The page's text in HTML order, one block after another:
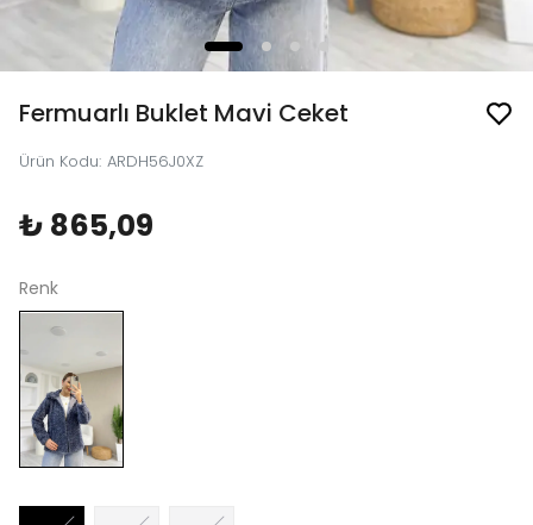
Fermuarlı Buklet Mavi Ceket
Ürün Kodu: ARDH56J0XZ
₺ 865,09
Renk